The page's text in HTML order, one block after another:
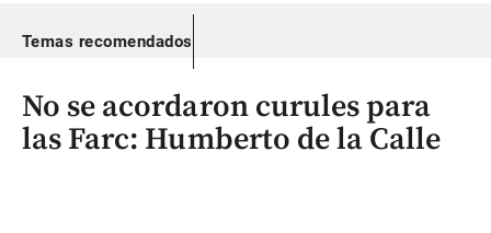
Temas recomendados
No se acordaron curules para
las Farc: Humberto de la Calle